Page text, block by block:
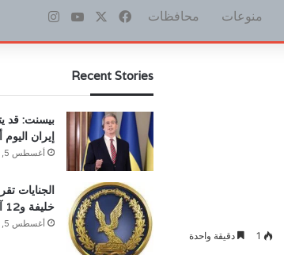
منوعات محافظات فيسبوك ‫YouTubeانستقرام
1 دقيقة واحدة
Recent Stories
بيسنت: قد
إيران
أغسطس 5, 2026
الجنايات
خليفة و12 آخرين للمفتى
أغسطس 5, 2026